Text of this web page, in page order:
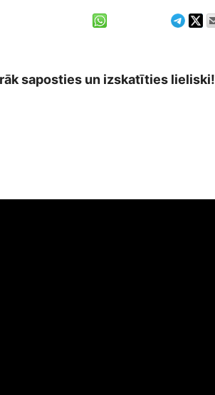
saposties un izskatīties lieliski!